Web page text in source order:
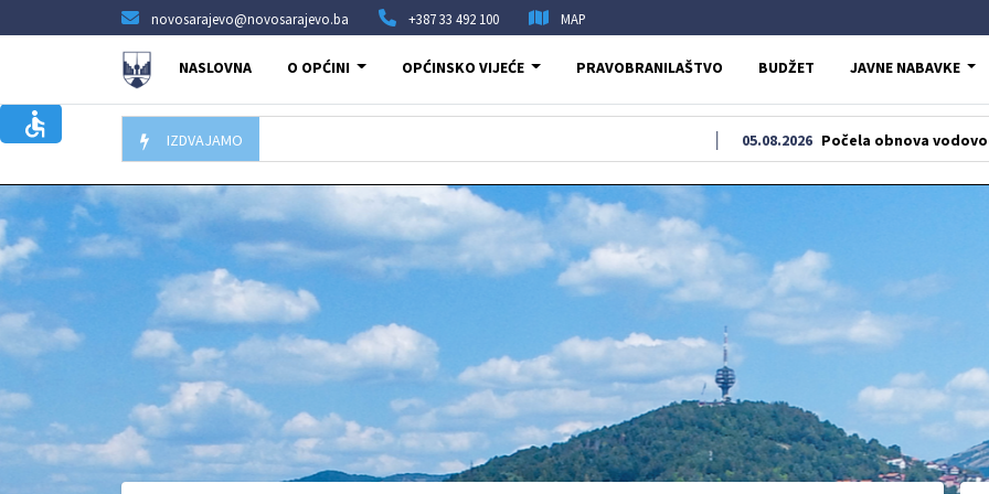
novosarajevo@novosarajevo.ba +387 33 492 100 MAP
NASLOVNA O OPĆINI OPĆINSKO VIJEĆE PRAVOBRANILAŠTVO BUDŽET JAVNE NABAVKE
IZDVAJAMO Počela obnova vodovodne i